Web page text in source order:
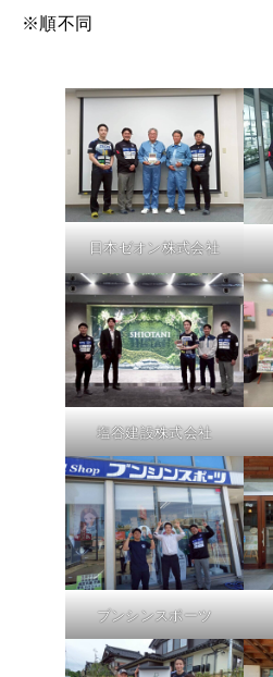
※順不同
日本ゼオン株式会社
塩谷建設株式会社
ブンシンスポーツ